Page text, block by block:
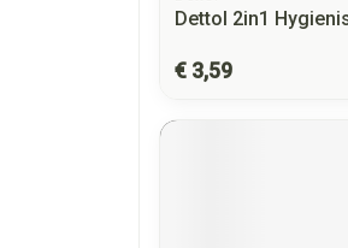
Dettol 2in1
€ 3,59